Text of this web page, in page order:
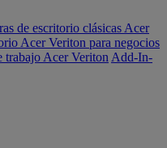
de escritorio clásicas Acer
Acer Veriton para negocios
trabajo Acer Veriton Add-In-